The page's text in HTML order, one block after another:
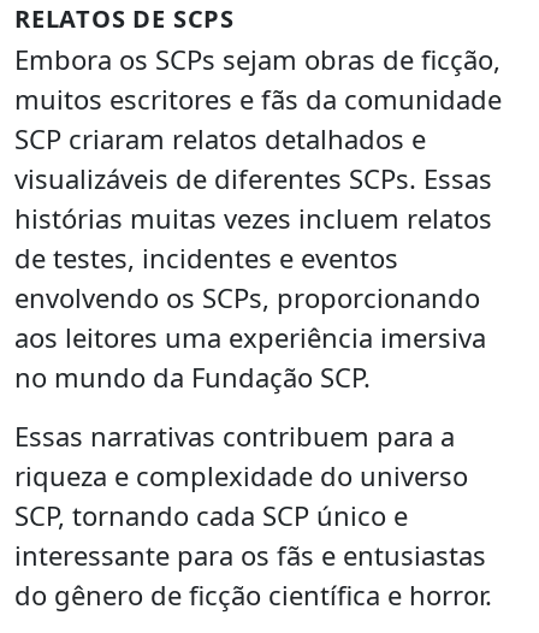
RELATOS DE SCPS
Embora os SCPs sejam obras de ficção,
muitos escritores e fãs da comunidade
SCP criaram relatos detalhados e
visualizáveis de diferentes SCPs. Essas
histórias muitas vezes incluem relatos
de testes, incidentes e eventos
envolvendo os SCPs, proporcionando
aos leitores uma experiência imersiva
no mundo da Fundação SCP.
Essas narrativas contribuem para a
riqueza e complexidade do universo
SCP, tornando cada SCP único e
interessante para os fãs e entusiastas
do gênero de ficção científica e horror.